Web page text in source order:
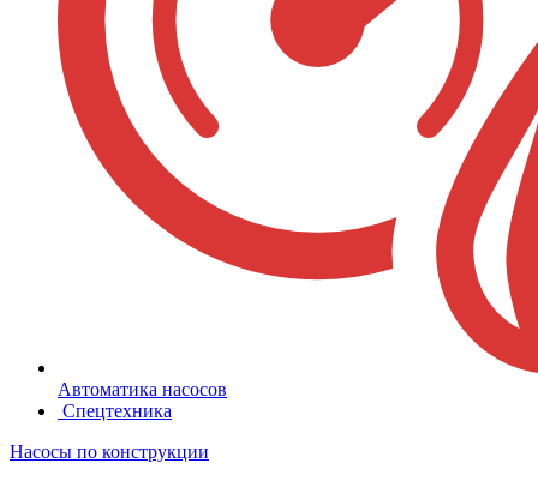
Автоматика насосов
Спецтехника
Насосы по конструкции